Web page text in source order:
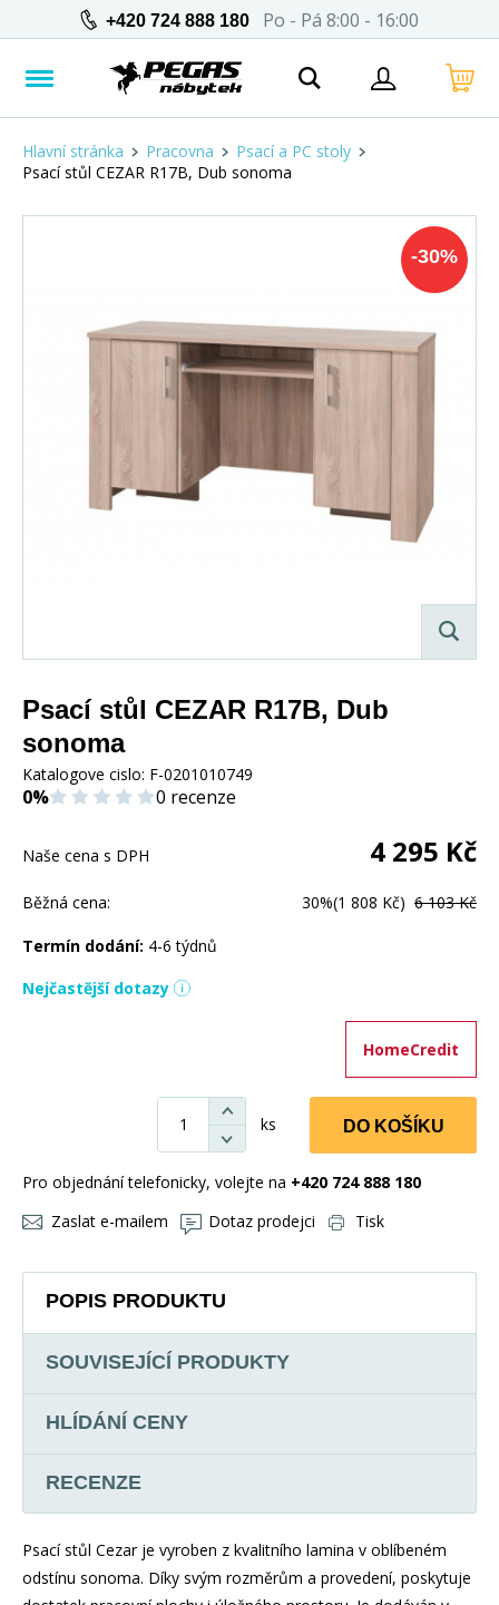
+420 724 888 180 Po - Pá 8:00 - 16:00
Hlavní stránka Pracovna
Psací a PC stoly
Psací stůl CEZAR R17B, Dub sonoma
-30%
Psací stůl CEZAR R17B, Dub
sonoma
Katalogove cislo: F-0201010749
0% 0 recenze
Naše cena s DPH 4 295 Kč
Běžná cena: 30%(1 808 Kč) 6 103 Kč
Termín dodání: 4-6 týdnů
Nejčastější dotazy
HomeCredit
ks DO KOŠÍKU
Pro objednání telefonicky, volejte na +420 724 888 180
Zaslat e-mailem
Dotaz prodejci Tisk
POPIS PRODUKTU
SOUVISEJÍCÍ PRODUKTY
HLÍDÁNÍ CENY
RECENZE
Psací stůl Cezar je vyroben z kvalitního lamina v oblíbeném
odstínu sonoma. Díky svým rozměrům a provedení, poskytuje